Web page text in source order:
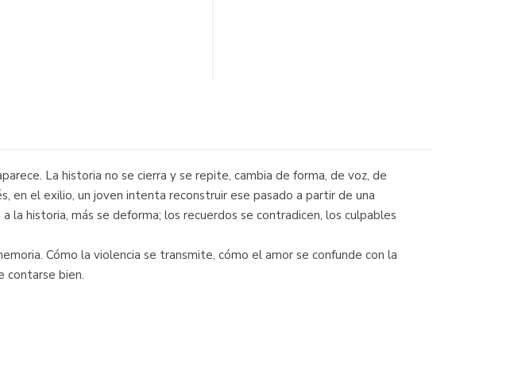
La historia no se cierra y se repite, cambia de forma, de voz, de
en el exilio, un joven intenta reconstruir ese pasado a partir de una
historia, más se deforma; los recuerdos se contradicen, los culpables
Cómo la violencia se transmite, cómo el amor se confunde con la
contarse bien.